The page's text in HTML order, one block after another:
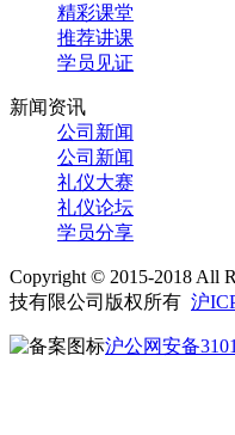
精彩课堂
推荐讲课
学员见证
新闻资讯
公司新闻
公司新闻
礼仪大赛
礼仪论坛
学员分享
Copyright © 2015-2018 All
技有限公司版权所有 沪
沪公网安备